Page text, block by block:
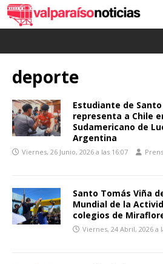
deporte
Estudiante de
representa a Chile
Sudamericano de
Argentina
Viernes, 26 Junio, 2026 a las 16:07
Santo Tomás Viña
Mundial de la
colegios de
Viernes, 24 Abril, 2026 a